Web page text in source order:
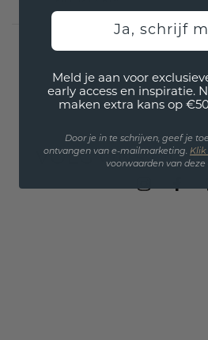
VOLG ONS OP
Ja, schrijf
Meld je aan voor
early access en inspiratie.
maken extra kans op
Door je in te schrijven, geef je
ontvangen van e-mailmarketing. Klik
voorwaarden van deze